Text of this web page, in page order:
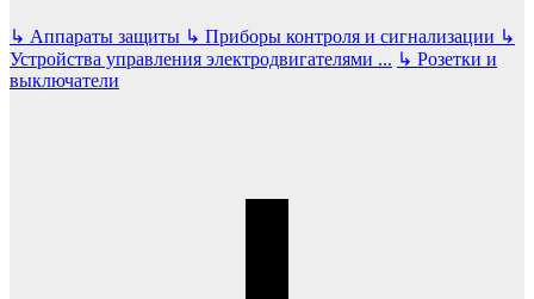
↳ Аппараты защиты ↳ Приборы контроля и сигнализации ↳
Устройства управления электродвигателями ... ↳ Розетки и
выключатели